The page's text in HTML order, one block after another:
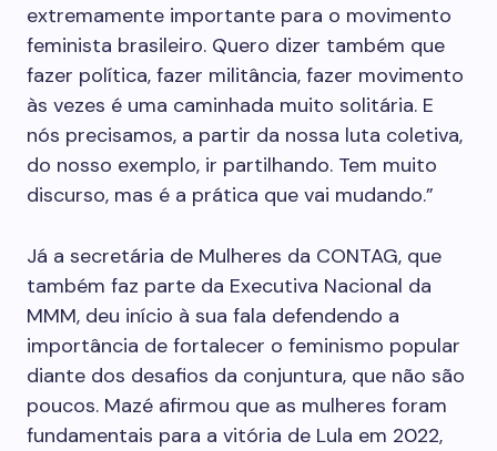
extremamente importante para o movimento
feminista brasileiro. Quero dizer também que
fazer política, fazer militância, fazer movimento
às vezes é uma caminhada muito solitária. E
nós precisamos, a partir da nossa luta coletiva,
do nosso exemplo, ir partilhando. Tem muito
discurso, mas é a prática que vai mudando.”
Já a secretária de Mulheres da CONTAG, que
também faz parte da Executiva Nacional da
MMM, deu início à sua fala defendendo a
importância de fortalecer o feminismo popular
diante dos desafios da conjuntura, que não são
poucos. Mazé afirmou que as mulheres foram
fundamentais para a vitória de Lula em 2022,